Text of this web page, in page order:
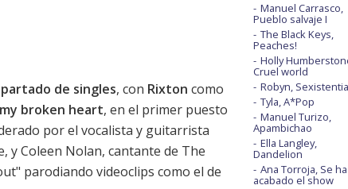
de singles, con Rixton como
broken heart, en el primer puesto
por el vocalista y guitarrista
y Coleen Nolan, cantante de The
parodiando videoclips como el de
Manuel Carrasco,
Pueblo salvaje I
The Black Keys,
Peaches!
Holly
Cruel world
Robyn,
Tyla, A*Pop
Manuel Turizo,
Apambichao
Ella Langley,
Dandelion
Ana Torroja, Se ha
acabado el show